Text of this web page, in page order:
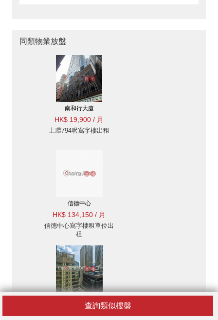
查詢類似樓盤
同類物業放盤
南和行大廈
HK$ 19,900 / 月
上環794呎寫字樓出租
信德中心
HK$ 134,150 / 月
信德中心寫字樓租單位出
租
HK$ 71,680 / 月